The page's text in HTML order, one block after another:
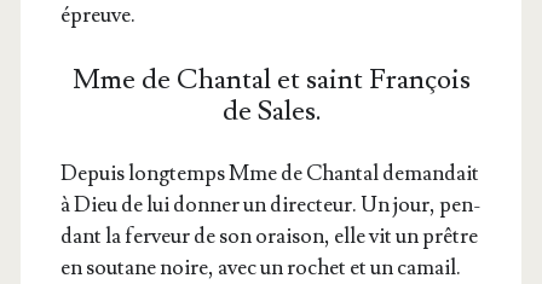
épreuve.
Mme de Chantal et saint François
de Sales.
Depuis long­temps Mme de Chan­tal deman­dait
à Dieu de lui don­ner un direc­teur. Un jour, pen­
dant la fer­veur de son orai­son, elle vit un prêtre
en sou­tane noire, avec un rochet et un camail.